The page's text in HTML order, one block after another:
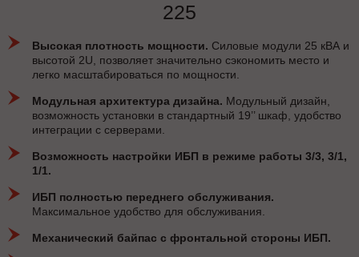
225
Высокая плотность мощности. Силовые модули 25 кВА и
высотой 2U, позволяет значительно сэкономить место и
легко масштабироваться по мощности.
Модульная архитектура дизайна. Модульный дизайн,
возможность установки в стандартный 19’’ шкаф, удобство
интеграции с серверами.
Возможность настройки ИБП в режиме работы 3/3, 3/1,
1/1.
ИБП полностью переднего обслуживания.
Максимальное удобство для обслуживания.
Механический байпас с фронтальной стороны ИБП.